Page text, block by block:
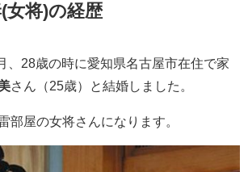
女将)の経歴
、28歳の時に愛知県名古屋市在住で家
さん（25歳）と結婚しました。
部屋の女将さんになります。